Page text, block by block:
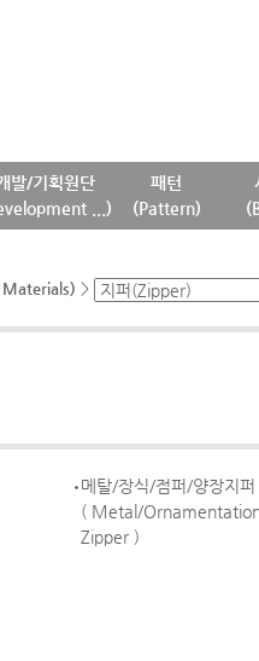
발/기획원단
...)
패턴
(Pattern)
Materials) >
메탈/장식/점퍼/양장지퍼
( Metal/
Zipper )